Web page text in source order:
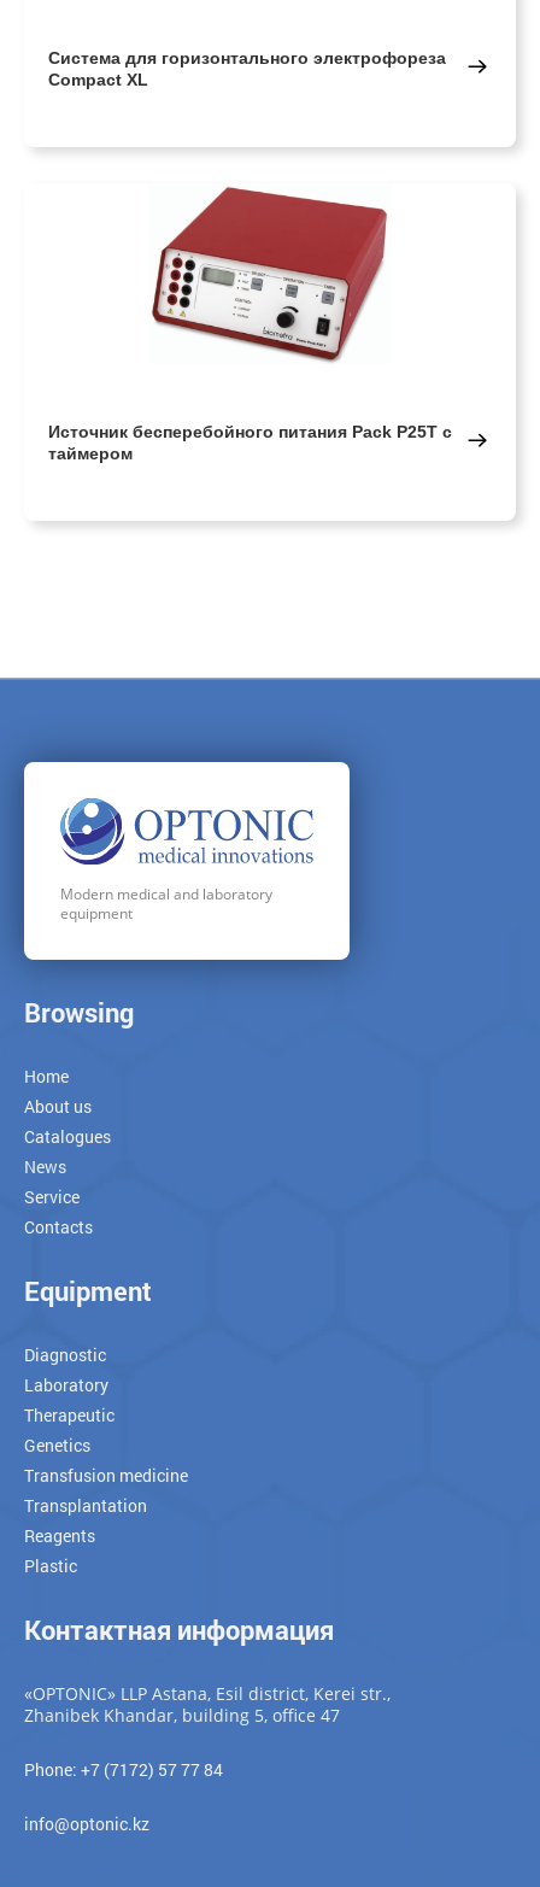
Система для горизонтального электрофореза
Compact XL
Источник бесперебойного питания Pack P25T с
таймером
Modern medical and laboratory
equipment
Browsing
Home
About us
Catalogues
News
Service
Contacts
Equipment
Diagnostic
Laboratory
Therapeutic
Genetics
Transfusion medicine
Transplantation
Reagents
Plastic
Контактная информация
«OPTONIC» LLP Astana, Esil district, Kerei str.,
Zhanibek Khandar, building 5, office 47
Phone: +7 (7172) 57 77 84
info@optonic.kz